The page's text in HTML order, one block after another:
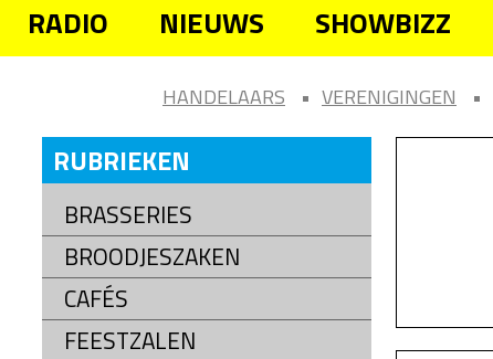
RADIO NIEUWS SHOWBIZZ
HANDELAARS VERENIGINGEN
RUBRIEKEN
BRASSERIES
BROODJESZAKEN
CAFÉS
FEESTZALEN